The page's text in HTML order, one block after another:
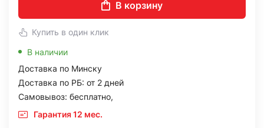
В корзину
Купить в один клик
В наличии
Доставка по Минску
Доставка по РБ: от 2 дней
Самовывоз: бесплатно,
Гарантия 12 мес.